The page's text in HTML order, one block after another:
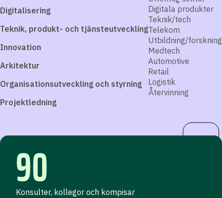
Digitalisering
Teknik, produkt- och tjänsteutveckling
Innovation
Arkitektur
Organisationsutveckling och styrning
Projektledning
Digitala produkter
Teknik/tech
Telekom
Utbildning/forskning
Medtech
Automotive
Retail
Logistik
Återvinning
90
Konsulter, kollegor och kompisar